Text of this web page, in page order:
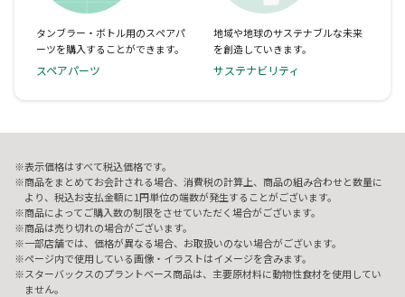
タンブラー・ボトル用のスペアパ
ーツを購入することができます。
スペアパーツ
地域や地球のサステナブルな未来
を創造していきます。
サステナビリティ
表示価格はすべて税込価格です。
商品をまとめてお会計される場合、消費税の計算上、商品の組み合わせと数量に
より、税込お支払金額に1円単位の端数が発生することがございます。
商品によってご購入数の制限をさせていただく場合がございます。
商品は売り切れの場合がございます。
一部店舗では、価格が異なる場合、お取扱いのない場合がございます。
ページ内で使用している画像・イラストはイメージを含みます。
スターバックスのプラントベース商品は、主要原材料に動物性食材を使用してい
ません。